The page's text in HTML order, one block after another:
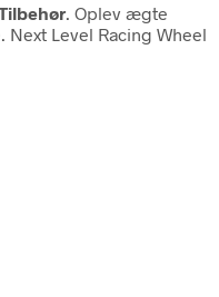
. Oplev ægte
Level Racing Wheel